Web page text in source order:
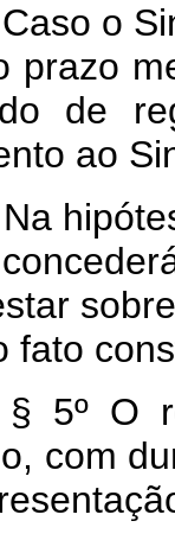
o
prazo
de
ao
fato
com